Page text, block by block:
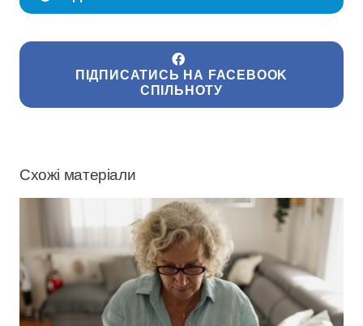
ПІДПИСАТИСЬ НА FACEBOOK
СПІЛЬНОТУ
Схожі матеріали